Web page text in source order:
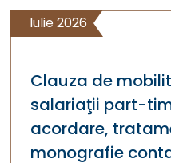
Iulie 2026
Clauza de
salariaţii part-
acordare,
monografie